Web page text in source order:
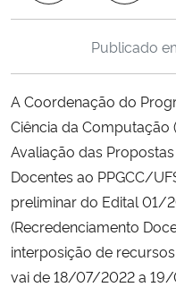
Ministério de Minas e Energia
Ministério da Ciência,
Ministério do Meio Ambiente
Ministério do Turismo
Publicado
A Coordenação do
Ciência da Computação
Avaliação das
Docentes ao PPGCC/
preliminar do Edital 01/
(Recredenciamento
interposição de
vai de 18/07/2022 a